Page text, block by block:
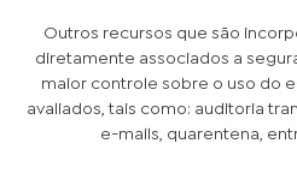
Outros recursos que são
diretamente associados a
maior controle sobre o uso do
avaliados, tais como: auditoria
e-mails, quarentena,